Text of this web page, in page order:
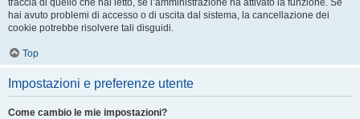
traccia di quello che hai letto, se l’amministrazione ha attivato la funzione. Se
hai avuto problemi di accesso o di uscita dal sistema, la cancellazione dei
cookie potrebbe risolvere tali disguidi.
Top
Impostazioni e preferenze utente
Come cambio le mie impostazioni?